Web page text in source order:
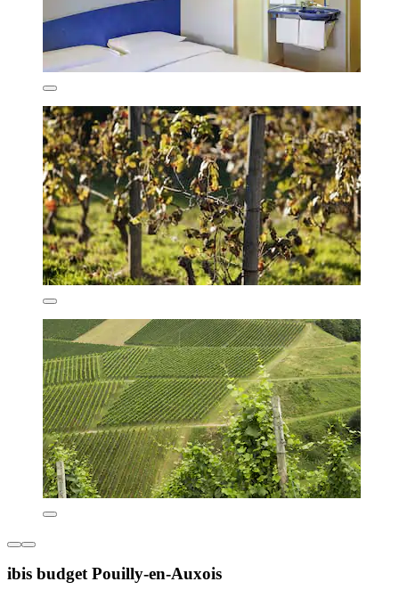
ibis budget Pouilly-en-Auxois